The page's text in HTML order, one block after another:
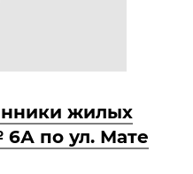
жилых
по ул. Мате